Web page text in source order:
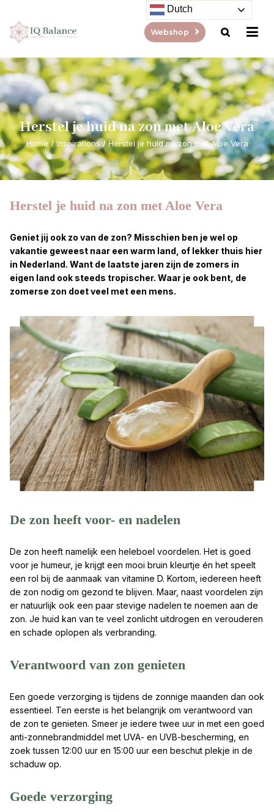
Webshop
Herstel je huid na zon met Aloe Vera
Home/Inspirations/Herstel je huid na zon met Aloe Vera
Herstel je huid na zon met Aloe Vera
Geniet jij ook zo van de zon? Misschien ben je wel op
vakantie geweest naar een warm land, of lekker thuis hier
in Nederland. Want de laatste jaren zijn de zomers in
eigen land ook steeds tropischer. Waar je ook bent, de
zomerse zon doet veel met een mens.
De zon heeft voor- en nadelen
De zon heeft namelijk een heleboel voordelen. Het is goed
voor je humeur, je krijgt een mooi bruin kleurtje én het speelt
een rol bij de aanmaak van vitamine D. Kortom, iedereen heeft
de zon nodig om gezond te blijven. Maar, naast voordelen zijn
er natuurlijk ook een paar stevige nadelen te noemen aan de
zon. Je huid kan van te veel zonlicht uitdrogen en verouderen
en schade oplopen als verbranding.
Verantwoord van zon genieten
Een goede verzorging is tijdens de zonnige maanden dan ook
essentieel. Ten eerste is het belangrijk om verantwoord van
de zon te genieten. Smeer je iedere twee uur in met een goed
anti-zonnebrandmiddel met UVA- en UVB-bescherming, en
zoek tussen 12:00 uur en 15:00 uur een beschut plekje in de
schaduw op.
Goede verzorging
Dutch